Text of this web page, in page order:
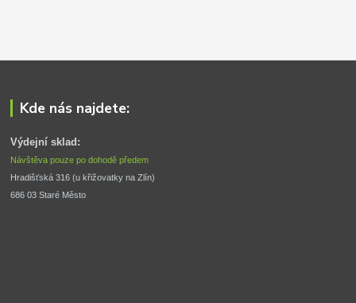
Kde nás najdete:
Výdejní sklad:
Návštěva pouze po dohodě předem
Hradišťská 316 (u křižovatky na Zlín)
686 03 Staré Město